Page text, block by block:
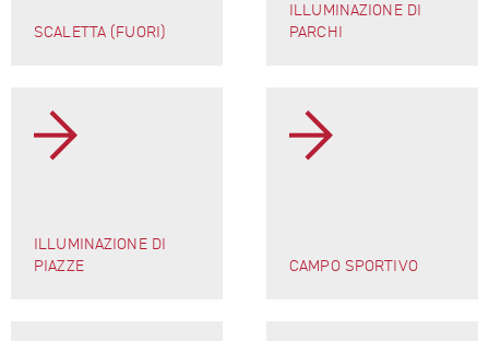
SCALETTA (FUORI)
ILLUMINAZIONE DI
PARCHI
ILLUMINAZIONE DI
PIAZZE
CAMPO SPORTIVO